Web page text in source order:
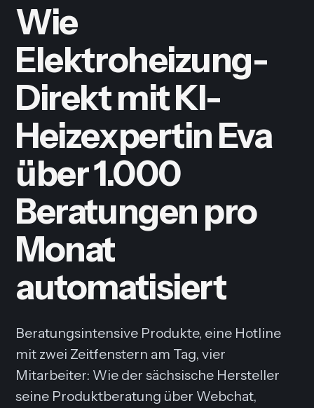
Wie
Elektroheizung-
Direkt mit KI-
Heizexpertin Eva
über 1.000
Beratungen pro
Monat
automatisiert
Beratungsintensive Produkte, eine Hotline
mit zwei Zeitfenstern am Tag, vier
Mitarbeiter: Wie der sächsische Hersteller
seine Produktberatung über Webchat,